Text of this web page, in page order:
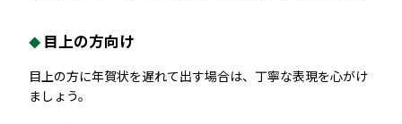
目上の方向け
目上の方に年賀状を遅れて出す場合は、丁寧な表現を心がけ
ましょう。